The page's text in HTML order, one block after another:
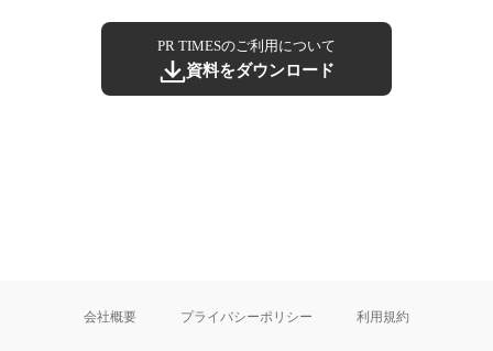
PR TIMESのご利用について
資料をダウンロード
会社概要 プライバシーポリシー 利用規約